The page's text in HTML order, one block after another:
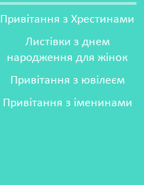
Привітання з Хрестинами
Листівки з днем
народження для жінок
Привітання з ювілеєм
Привітання з іменинами